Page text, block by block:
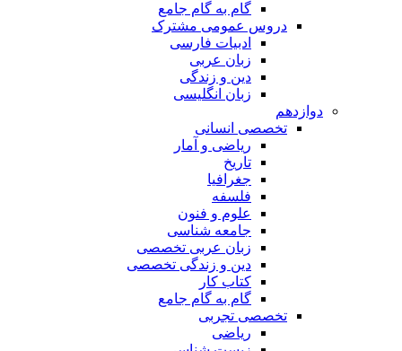
گام به گام جامع
دروس عمومی مشترک
ادبیات فارسی
زبان عربی
دین و زندگی
زبان انگلیسی
دوازدهم
تخصصی انسانی
ریاضی و آمار
تاریخ
جغرافیا
فلسفه
علوم و فنون
جامعه شناسی
زبان عربی تخصصی
دین و زندگی تخصصی
کتاب کار
گام به گام جامع
تخصصی تجربی
ریاضی